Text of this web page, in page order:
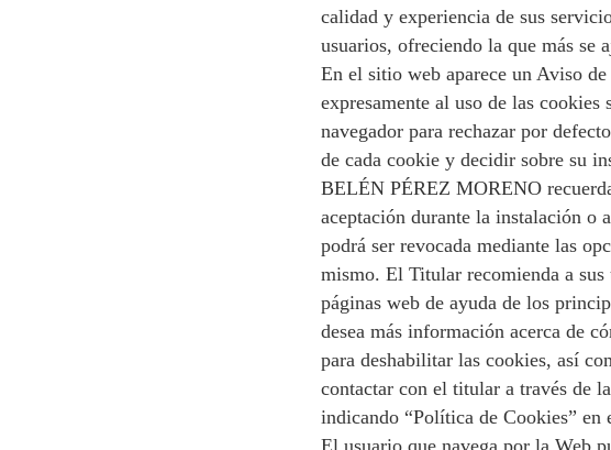
calidad y experiencia de sus
usuarios, ofreciendo la que más se
En el sitio web aparece un Aviso
expresamente al uso de las
navegador para rechazar por
de cada cookie y decidir sobre su
BELÉN PÉREZ MORENO
aceptación durante la instalación o
podrá ser revocada mediante las
mismo. El Titular recomienda a sus
páginas web de ayuda de los
desea más información acerca de
para deshabilitar las cookies, así
contactar con el titular a través de
indicando “Política de Cookies” en
El usuario que navega por la Web